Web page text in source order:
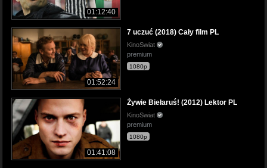
01:12:40
01:52:24
7 uczuć (2018) Cały film PL
KinoSwiat
premium
1080p
01:41:08
Żywie Biełaruś! (2012) Lektor PL
KinoSwiat
premium
1080p